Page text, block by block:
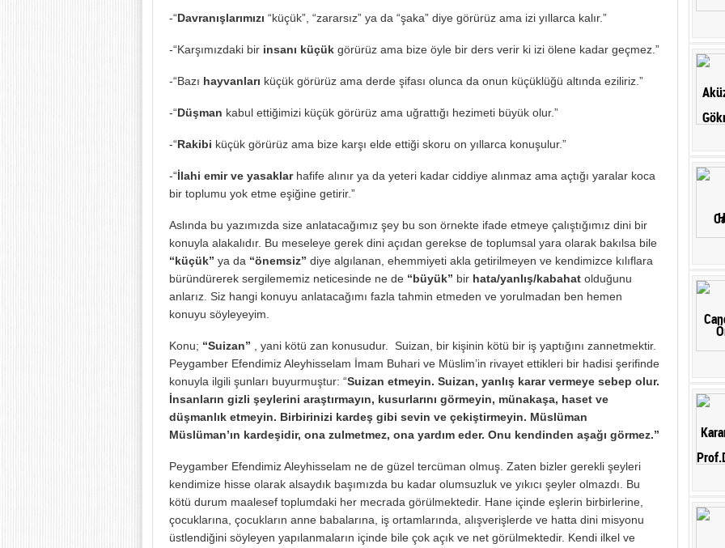
-“Davranışlarımızı “küçük”, “zararsız” ya da “şaka” diye görürüz ama izi yıllarca kalır.”
-“Karşımızdaki bir insanı küçükgörürüz ama bize öyle bir ders verir ki izi ölene kadar geçmez.”
-“Bazı hayvanları küçük görürüz ama derde şifası olunca da onun küçüklüğü altında eziliriz.”
-“Düşman kabul ettiğimizi küçük görürüz ama uğrattığı hezimeti büyük olur.”
-“Rakibi küçük görürüz ama bize karşı elde ettiği skoru on yıllarca konuşulur.”
-“İlahi emir ve yasaklarhafife alınır ya da yeteri kadar ciddiye alınmaz ama açtığı yaralar koca
bir toplumu yok etme eşiğine getirir.”
Aslında bu yazımızda size anlatacağımız şey bu son örnekte ifade etmeye çalıştığımız dini bir
konuyla alakalıdır. Bu meseleye gerek dini açıdan gerekse de toplumsal yara olarak bakılsa bile
“küçük” ya da “önemsiz” diye algılanan, ehemmiyeti akla getirilmeyen ve kendimizce kılıflara
büründürerek sergilememiz neticesinde ne de “büyük” bir hata/yanlış/kabahatolduğunu
anlarız. Siz hangi konuyu anlatacağımı fazla tahmin etmeden ve yorulmadan ben hemen
konuyu söyleyeyim.
Konu; “Suizan” , yani kötü zan konusudur. Suizan, bir kişinin kötü bir iş yaptığını zannetmektir.
Peygamber Efendimiz Aleyhisselam İmam Buhari ve Müslim’in rivayet ettikleri bir hadisi şerifinde
konuyla ilgili şunları buyurmuştur: “Suizan etmeyin. Suizan, yanlış karar vermeye sebep olur.
İnsanların gizli şeylerini araştırmayın, kusurlarını görmeyin, münakaşa, haset ve
düşmanlık etmeyin. Birbirinizi kardeş gibi sevin ve çekiştirmeyin. Müslüman
Müslüman’ın kardeşidir, ona zulmetmez, ona yardım eder. Onu kendinden aşağı görmez.”
Peygamber Efendimiz Aleyhisselam ne de güzel tercüman olmuş. Zaten bizler gerekli şeyleri
kendimize hisse olarak alsaydık başımızda bu kadar olumsuzluk ve yıkıcı şeyler olmazdı. Bu
kötü durum maalesef toplumdaki her mecrada görülmektedir. Hane içinde eşlerin birbirlerine,
çocuklarına, çocukların anne babalarına, iş ortamlarında, alışverişlerde ve hatta dini misyonu
üstlendiğini söyleyen yapılanmaların içinde bile çok açık ve net görülmektedir. Kendi ilkel ve